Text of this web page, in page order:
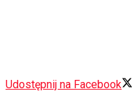
Udostępnij na Facebook